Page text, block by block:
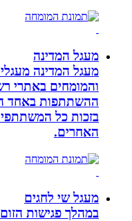
מעגל המדינה
מעגל המדינה מעגלי
והמומחים באתרי רשת
ההשתתפות באחד
בזכות כל המשתתפים
האחרים.
מעגל שי לחגים
במהלך פגישות הזום של